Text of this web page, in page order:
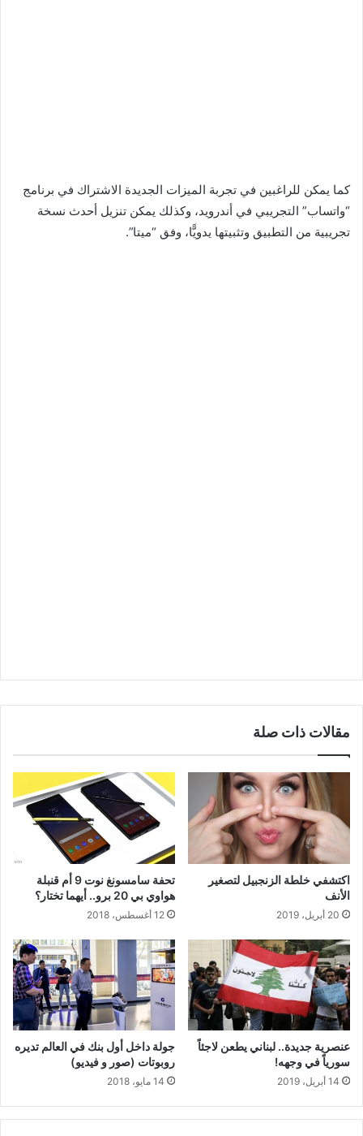
كما يمكن للراغبين في تجربة الميزات الجديدة الاشتراك في برنامج
“واتساب” التجريبي في أندرويد، وكذلك يمكن تنزيل أحدث نسخة
تجريبية من التطبيق وتثبيتها يدويًّا، وفق “ميتا”.
مقالات ذات صلة
اكتشفي خلطة الزنجبيل لتصغير
الأنف
20 أبريل، 2019
تحفة سامسونغ نوت 9 أم قنبلة
هواوي بي 20 برو.. أيهما تختار؟
12 أغسطس، 2018
عنصرية جديدة.. لبناني يطعن لاجئاً
سورياً في وجهه!
14 أبريل، 2019
جولة داخل أول بنك في العالم تديره
روبوتات (صور و فيديو)
14 مايو، 2018